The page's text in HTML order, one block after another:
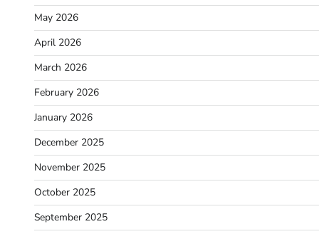
May 2026
April 2026
March 2026
February 2026
January 2026
December 2025
November 2025
October 2025
September 2025